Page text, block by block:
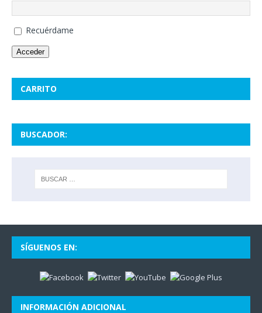
Recuérdame
Acceder
CARRITO
BUSCADOR:
SÍGUENOS EN:
INFORMACIÓN ADICIONAL